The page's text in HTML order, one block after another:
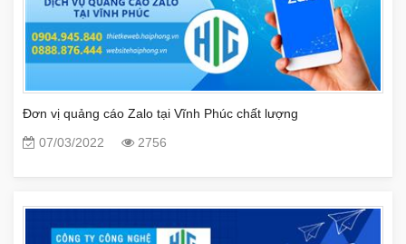
Đơn vị quảng cáo Zalo tại Vĩnh Phúc chất lượng
07/03/2022
2756